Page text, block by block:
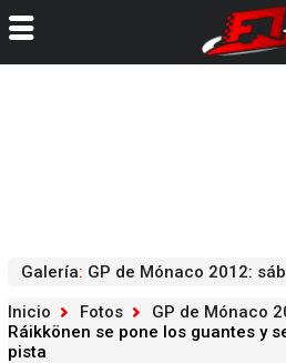
Galería: GP de Mónaco 2012:
Inicio
Fotos GP de Mónaco
Ráikkönen se pone los guantes y
pista